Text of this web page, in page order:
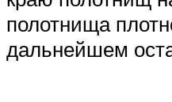
полотнища
дальнейшем